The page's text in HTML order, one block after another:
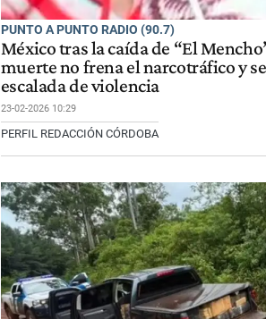
PUNTO A PUNTO RADIO (90.7)
México tras la caída de “El
muerte no frena el narcotráfico y
escalada de violencia
23-02-2026 10:29
PERFIL REDACCIÓN CÓRDOBA